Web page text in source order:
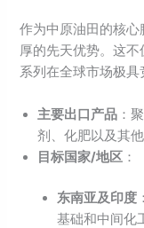
作为中原油田的核
厚的先天优势。这
系列在全球市场极具
主要出口产品 ：
剂、化肥以及其
目标国家/地区 ：
东南亚及印度
基础和中间化